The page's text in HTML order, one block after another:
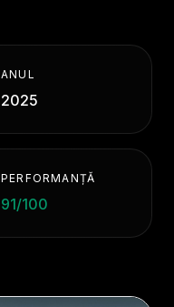
ANUL
2025
PERFORMANȚĂ
91/100